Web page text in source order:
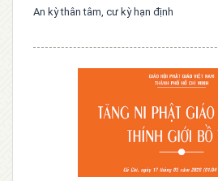
An kỳ thân tâm, cư kỳ hạn định